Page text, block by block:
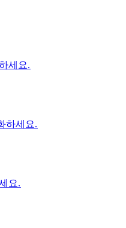
세요.​​
하세요.​​
요.​​